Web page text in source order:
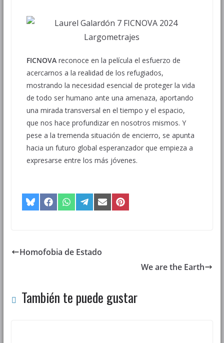
FICNOVAreconoce en la película el esfuerzo de
acercarnos a la realidad de los refugiados,
mostrando la necesidad esencial de proteger la vida
de todo ser humano ante una amenaza, aportando
una mirada transversal en el tiempo y el espacio,
que nos hace profundizar en nosotros mismos. Y
pese a la tremenda situación de encierro, se apunta
hacia un futuro global esperanzador que empieza a
expresarse entre los más jóvenes.
Homofobia de Estado
We are the Earth
También te puede gustar